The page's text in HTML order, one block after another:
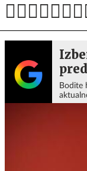
Bodite